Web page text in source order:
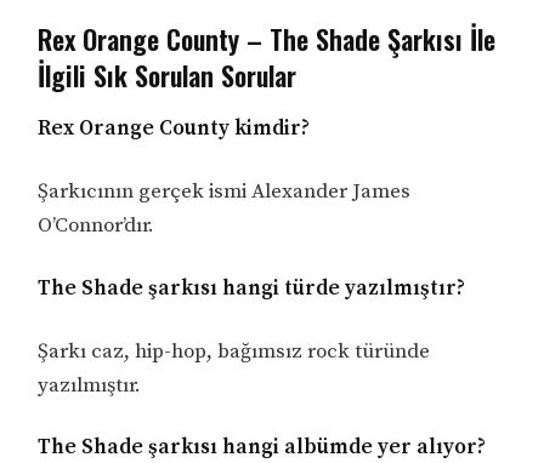
Rex Orange County – The Shade Şarkısı İle
İlgili Sık Sorulan Sorular
Rex Orange County kimdir?
Şarkıcının gerçek ismi Alexander James
O’Connor’dır.
The Shade şarkısı hangi türde yazılmıştır?
Şarkı caz, hip-hop, bağımsız rock türünde
yazılmıştır.
The Shade şarkısı hangi albümde yer alıyor?